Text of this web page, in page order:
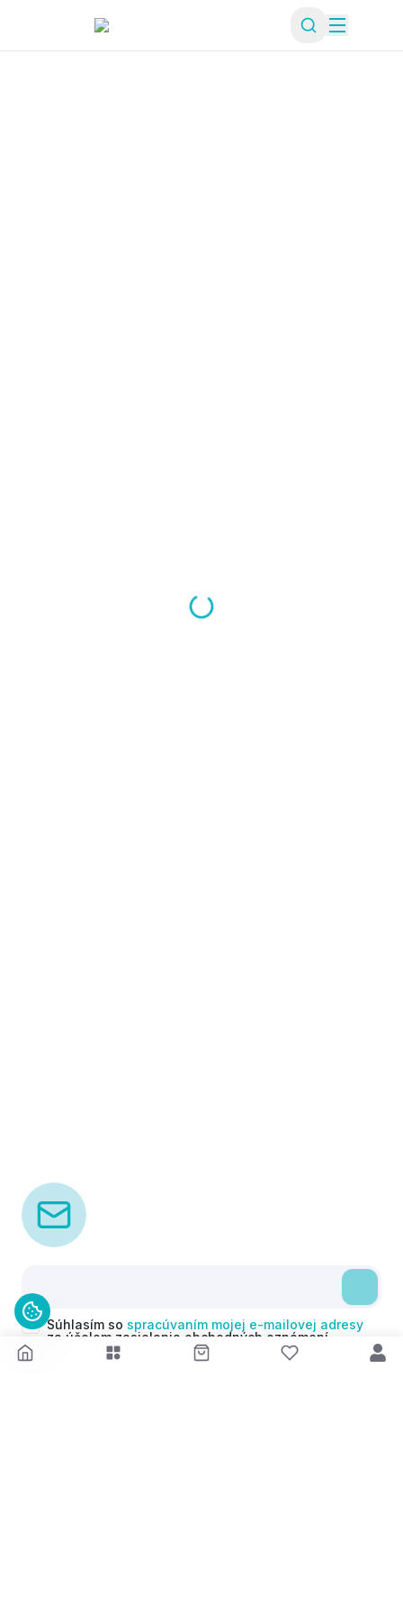
Súhlasím so spracúvaním mojej e-mailovej adresy
za účelom zasielania obchodných oznámení
(newsletterov) v súlade s čl. 6 ods. 1 písm. a)
Nariadenia GDPR. Svoj súhlas môžem kedykoľvek